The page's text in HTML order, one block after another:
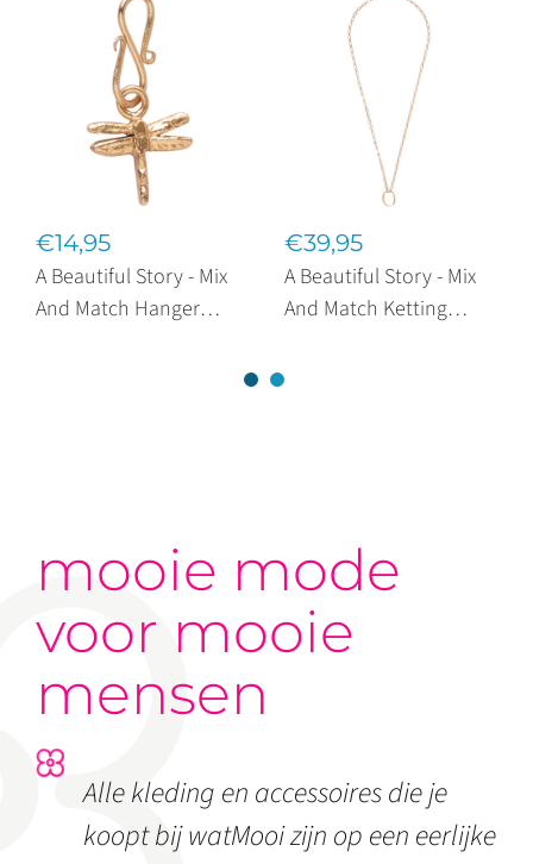
€14,95
A Beautiful Story - Mix
And Match Hanger
€39,95
A Beautiful Story - Mix
And Match Ketting
mooie mode
voor mooie
mensen
Alle kleding en accessoires die je
koopt bij watMooi zijn op een eerlijke